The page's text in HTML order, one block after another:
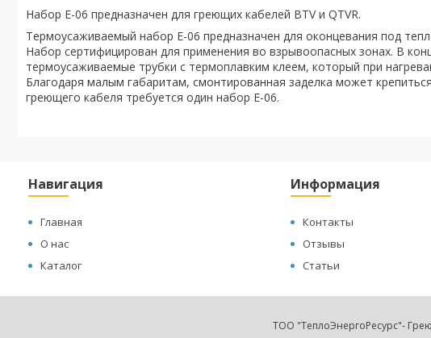
Набор Е-06 предназначен для греющих кабелей BTV и QTVR.
Термоусаживаемый набор E-06 предназначен для оконцевания под
Набор сертифицирован для применения во взрывоопасных зонах. В
термоусаживаемые трубки с термоплавким клеем, который при
Благодаря малым габаритам, смонтированная заделка может
греющего кабеля требуется один набор Е-06.
Навигация
Главная
О нас
Каталог
Информация
Контакты
Отзывы
Статьи